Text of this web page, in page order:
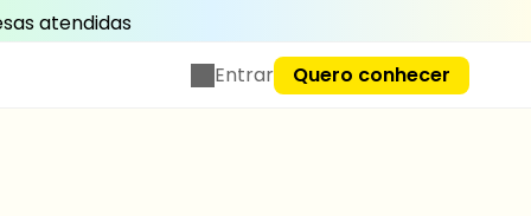
atendidas
Entrar
Quero conhecer